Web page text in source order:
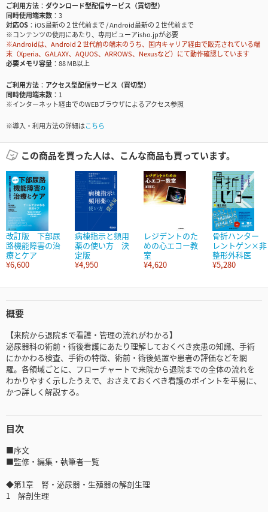
ご利用方法
ダウンロード型配信サービス（買切型）
同時使用端末数
3
対応OS
iOS最新の２世代前まで / Android最新の２世代前まで
※コンテンツの使用にあたり、専用ビューアisho.jpが必要
※Androidは、Android２世代前の端末のうち、国内キャリア経由で販売されている端
末（Xperia、GALAXY、AQUOS、ARROWS、Nexusなど）にて動作確認しています
必要メモリ容量
88 MB以上
ご利用方法
アクセス型配信サービス（買切型）
同時使用端末数
1
※インターネット経由でのWEBブラウザによるアクセス参照
※導入・利用方法の詳細はこちら
この商品を買った人は、こんな商品も買っています。
改訂版 下部尿
路機能障害の治
療とケア
¥6,600
病棟指示と頻用
薬の使い方 決
定版
¥4,950
レジデントのた
めの心エコー教
室
¥4,620
骨折ハンター
レントゲン×非
整形外科医
¥5,280
概要
【来院から退院まで看護・管理の流れがわかる】
泌尿器科の術前・術後看護にあたり理解しておくべき疾患の知識、手術
にかかわる検査、手術の特徴、術前・術後処置や患者の評価などを網
羅。各領域ごとに、フローチャートで来院から退院までの全体の流れを
わかりやすく示したうえで、おさえておくべき看護のポイントを平易に、
かつ詳しく解説する。
目次
■序文
■監修・編集・執筆者一覧
◆第1章 腎・泌尿器・生殖器の解剖生理
1 解剖生理